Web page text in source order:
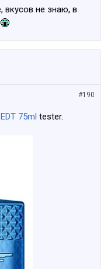
вкусов не знаю, в
#190
75ml tester.